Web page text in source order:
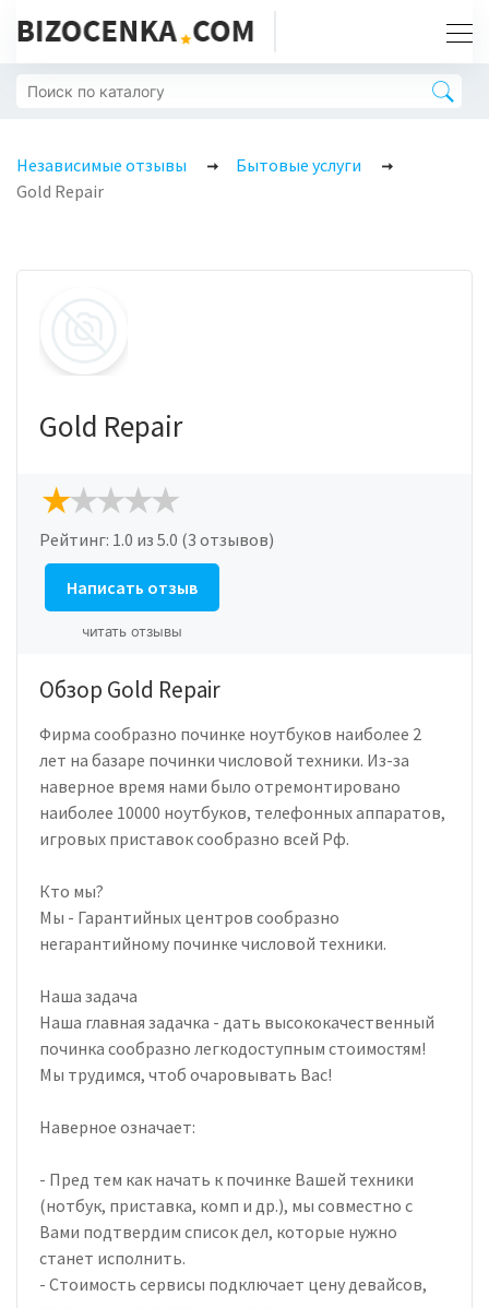
Независимые отзывы
Бытовые услуги
Gold Repair
Gold Repair
Рейтинг: 1.0 из 5.0 (3 отзывов)
Написать отзыв
читать отзывы
Обзор Gold Repair
Фирма сообразно починке ноутбуков наиболее 2
лет на базаре починки числовой техники. Из-за
наверное время нами было отремонтировано
наиболее 10000 ноутбуков, телефонных аппаратов,
игровых приставок сообразно всей Рф.
Кто мы?
Мы - Гарантийных центров сообразно
негарантийному починке числовой техники.
Наша задача
Наша главная задачка - дать высококачественный
починка сообразно легкодоступным стоимостям!
Мы трудимся, чтоб очаровывать Вас!
Наверное означает:
- Пред тем как начать к починке Вашей техники
(нотбук, приставка, комп и др.), мы совместно с
Вами подтвердим список дел, которые нужно
станет исполнить.
- Стоимость сервисы подключает цену девайсов,